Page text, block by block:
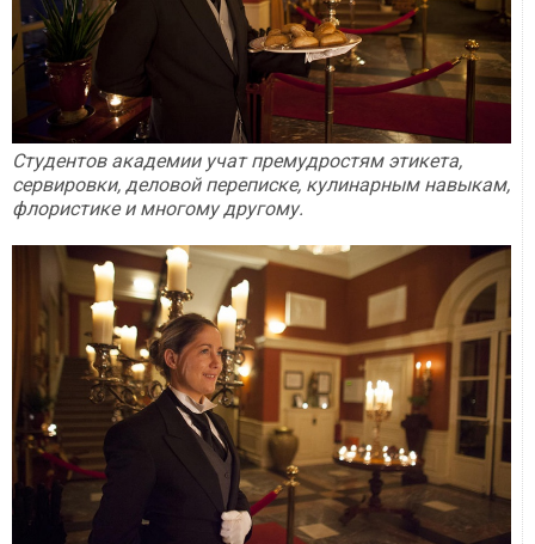
Студентов академии учат премудростям этикета,
сервировки, деловой переписке, кулинарным навыкам,
флористике и многому другому.